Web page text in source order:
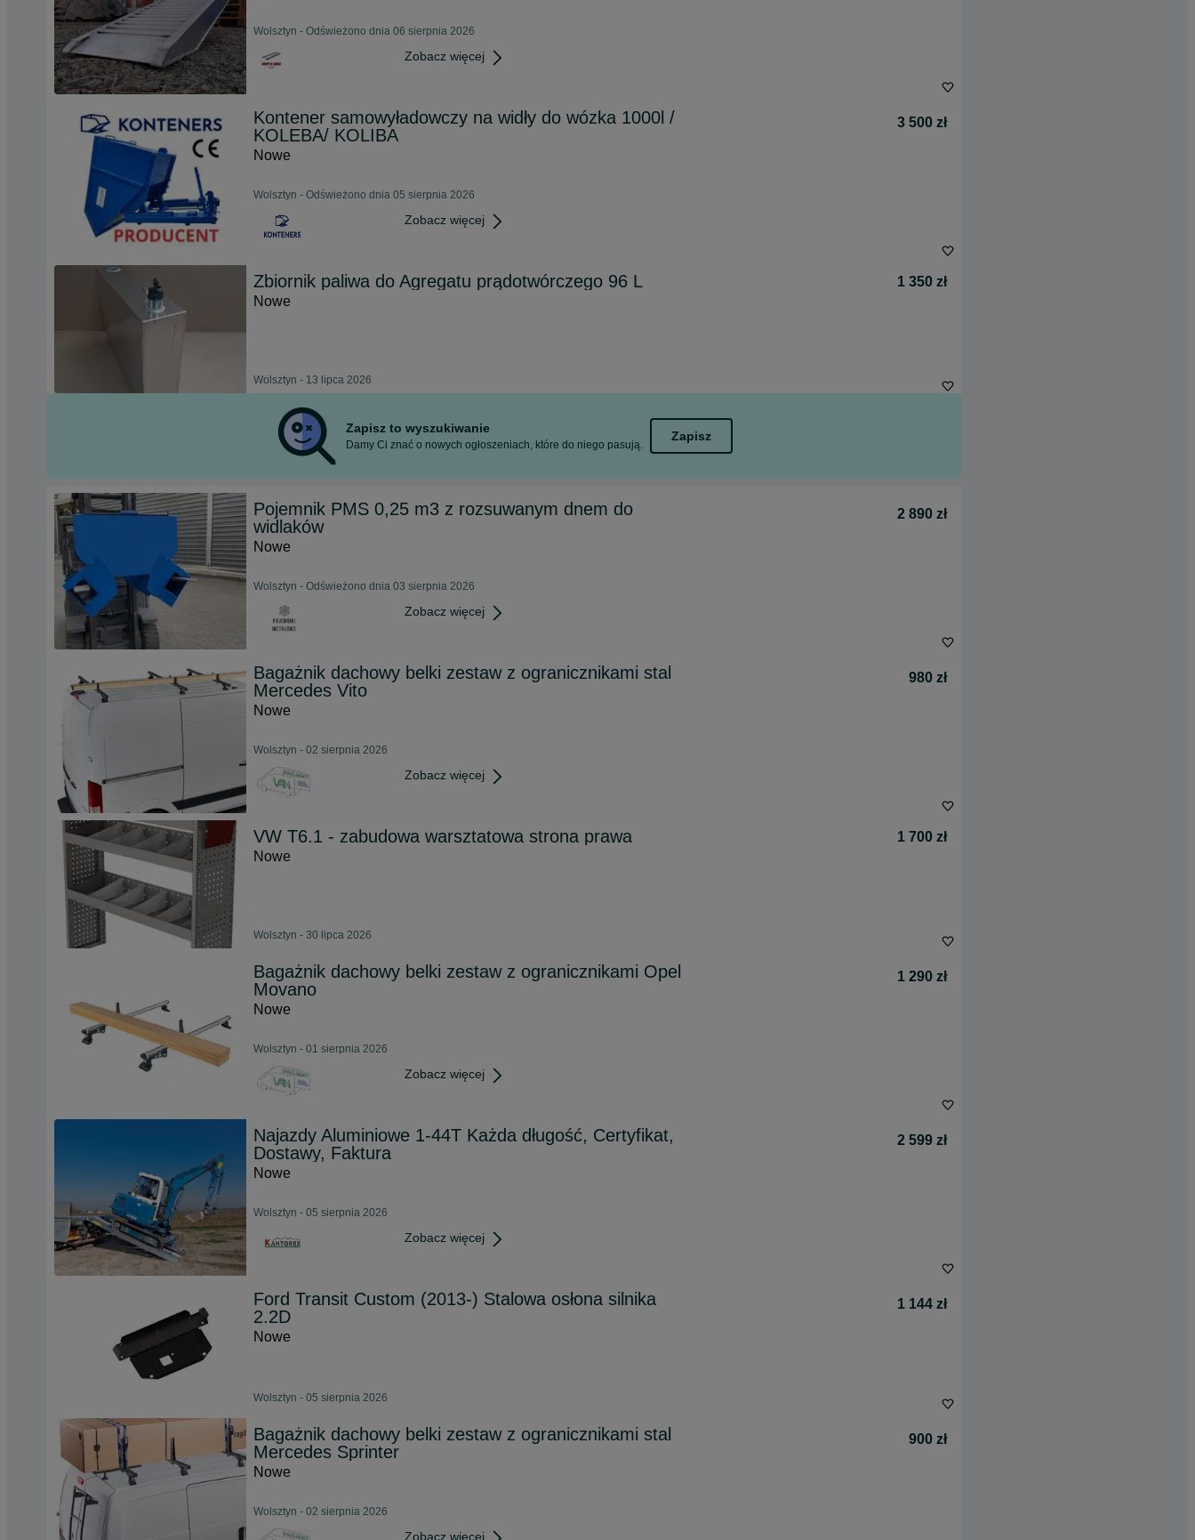
Wolsztyn - Odświeżono dnia 06 sierpnia 2026
Zobacz więcej
Kontener samowyładowczy na widły do wózka 1000l /
KOLEBA/ KOLIBA
3 500 zł
Nowe
Wolsztyn - Odświeżono dnia 05 sierpnia 2026
Zobacz więcej
Zbiornik paliwa do Agregatu prądotwórczego 96 L
1 350 zł
Nowe
Wolsztyn - 13 lipca 2026
Zapisz to wyszukiwanie
Damy Ci znać o nowych ogłoszeniach, które do niego pasują.
Zapisz
Pojemnik PMS 0,25 m3 z rozsuwanym dnem do
widlaków
2 890 zł
Nowe
Wolsztyn - Odświeżono dnia 03 sierpnia 2026
Zobacz więcej
Bagażnik dachowy belki zestaw z ogranicznikami stal
Mercedes Vito
980 zł
Nowe
Wolsztyn - 02 sierpnia 2026
Zobacz więcej
VW T6.1 - zabudowa warsztatowa strona prawa
1 700 zł
Nowe
Wolsztyn - 30 lipca 2026
Bagażnik dachowy belki zestaw z ogranicznikami Opel
Movano
1 290 zł
Nowe
Wolsztyn - 01 sierpnia 2026
Zobacz więcej
Najazdy Aluminiowe 1-44T Każda długość, Certyfikat,
Dostawy, Faktura
2 599 zł
Nowe
Wolsztyn - 05 sierpnia 2026
Zobacz więcej
Ford Transit Custom (2013-) Stalowa osłona silnika
2.2D
1 144 zł
Nowe
Wolsztyn - 05 sierpnia 2026
Bagażnik dachowy belki zestaw z ogranicznikami stal
Mercedes Sprinter
900 zł
Nowe
Wolsztyn - 02 sierpnia 2026
Zobacz więcej